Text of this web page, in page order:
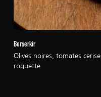
Berserkir
Olives noires, tomates
roquette